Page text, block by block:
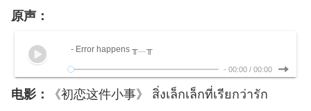
原声：
- Error happens ╥﹏╥
- 00:00 / 00:00
电影：
《初恋这件小事》 สิ่งเล็กเล็กที่เรียกว่ารัก